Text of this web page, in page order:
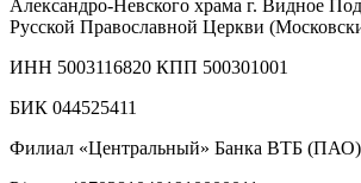
Александро-Невского храма г. Видное
Русской Православной Церкви
ИНН 5003116820 КПП 500301001
БИК 044525411
Филиал «Центральный» Банка ВТБ (ПАО)